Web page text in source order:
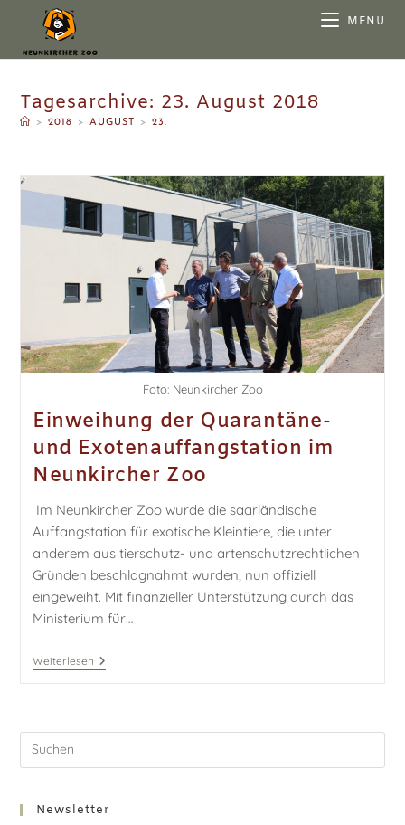
MENÜ
Tagesarchive: 23. August 2018
> 2018 > AUGUST > 23.
Foto: Neunkircher Zoo
Einweihung der Quarantäne-
und Exotenauffangstation im
Neunkircher Zoo
Im Neunkircher Zoo wurde die saarländische
Auffangstation für exotische Kleintiere, die unter
anderem aus tierschutz- und artenschutzrechtlichen
Gründen beschlagnahmt wurden, nun offiziell
eingeweiht. Mit finanzieller Unterstützung durch das
Ministerium für…
Weiterlesen
Newsletter